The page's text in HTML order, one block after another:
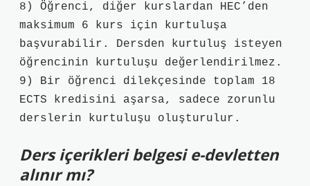
8) Öğrenci, diğer kurslardan HEC’den
maksimum 6 kurs için kurtuluşa
başvurabilir. Dersden kurtuluş isteyen
öğrencinin kurtuluşu değerlendirilmez.
9) Bir öğrenci dilekçesinde toplam 18
ECTS kredisini aşarsa, sadece zorunlu
derslerin kurtuluşu oluşturulur.
Ders içerikleri belgesi e-devletten
alınır mı?